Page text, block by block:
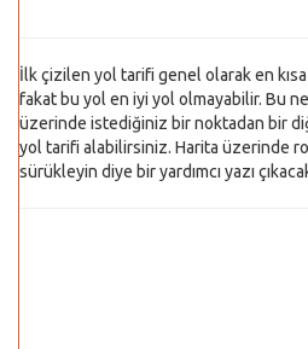
İlk çizilen yol tarifi genel olarak en
fakat bu yol en iyi yol olmayabilir. Bu
üzerinde istediğiniz bir noktadan bir
yol tarifi alabilirsiniz. Harita üzerinde
sürükleyin diye bir yardımcı yazı